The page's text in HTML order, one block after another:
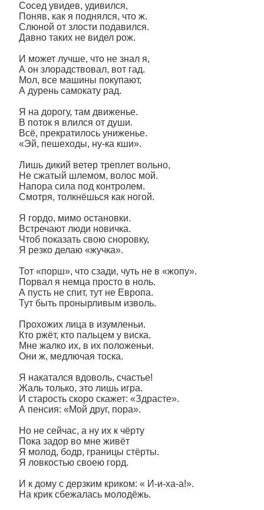
Сосед увидев, удивился,
Поняв, как я поднялся, что ж.
Слюной от злости подавился.
Давно таких не видел рож.
И может лучше, что не знал я,
А он злорадствовал, вот гад.
Мол, все машины покупают,
А дурень самокату рад.
Я на дорогу, там движенье.
В поток я влился от души.
Всё, прекратилось униженье.
«Эй, пешеходы, ну-ка кши».
Лишь дикий ветер треплет вольно,
Не сжатый шлемом, волос мой.
Напора сила под контролем.
Смотря, толкнёшься как ногой.
Я гордо, мимо остановки.
Встречают люди новичка.
Чтоб показать свою сноровку,
Я резко делаю «жучка».
Тот «порш», что сзади, чуть не в «жопу».
Порвал я немца просто в ноль.
А пусть не спит, тут не Европа.
Тут быть пронырливым изволь.
Прохожих лица в изумленьи.
Кто ржёт, кто пальцем у виска.
Мне жалко их, в их положеньи.
Они ж, медлючая тоска.
Я накатался вдоволь, счастье!
Жаль только, это лишь игра.
И старость скоро скажет: «Здрасте».
А пенсия: «Мой друг, пора».
Но не сейчас, а ну их к чёрту
Пока задор во мне живёт
Я молод, бодр, границы стёрты.
Я ловкостью своею горд.
И к дому с дерзким криком: « И-и-ха-а!».
На крик сбежалась молодёжь.